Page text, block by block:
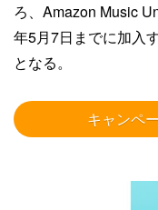
ろ、Amazon Music
年5月7日までに加入
となる。
キャンペ